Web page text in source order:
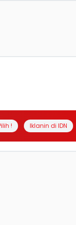
! Iklanin di IDN